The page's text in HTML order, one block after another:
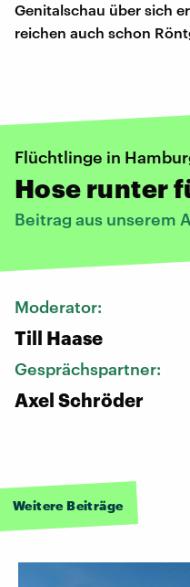
Genitalschau über sich
reichen auch schon
Flüchtlinge in
Hose runter
Beitrag aus unserem
Moderator:
Till Haase
Gesprächspartner:
Axel Schröder
Weitere Beiträge